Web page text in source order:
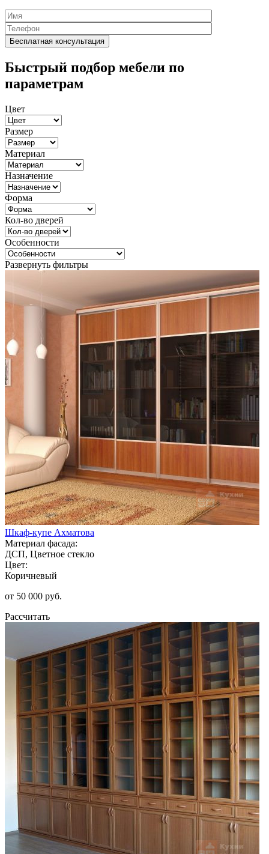
Быстрый подбор мебели по
параметрам
Цвет
Размер
Материал
Назначение
Форма
Кол-во дверей
Особенности
Развернуть фильтры
Шкаф-купе Ахматова
Материал фасада:
ДСП, Цветное стекло
Цвет:
Коричневый
от 50 000 руб.
Рассчитать